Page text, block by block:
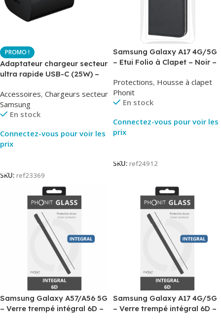
Adaptateur chargeur secteur
ultra rapide USB-C (25W) –
TA800
Accessoires, Chargeurs secteur
Samsung
En stock
Connectez-vous pour voir les
prix
SKU: ref23369
Samsung Galaxy A17 4G/5G
– Etui Folio à Clapet – Noir –
Protections, Housse à clapet
Phonit
En stock
Connectez-vous pour voir les
prix
SKU: ref24912
Samsung Galaxy A57/A56 5G
– Verre trempé intégral 6D –
Samsung Galaxy A17 4G/5G
– Verre trempé intégral 6D –